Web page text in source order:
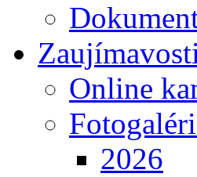
Online
2026